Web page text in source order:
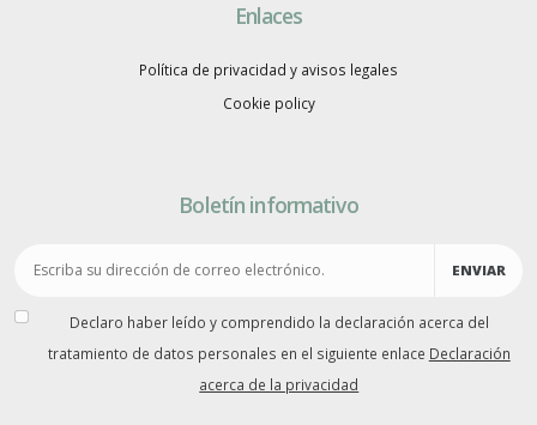
Enlaces
Política de privacidad y avisos legales
Cookie policy
Boletín informativo
ENVIAR
Declaro haber leído y comprendido la declaración acerca del
tratamiento de datos personales en el siguiente enlace Declaración
acerca de la privacidad